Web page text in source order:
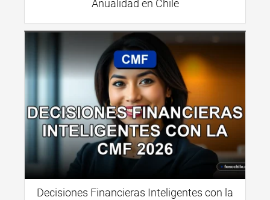
Anualidad en Chile
Decisiones Financieras Inteligentes con la